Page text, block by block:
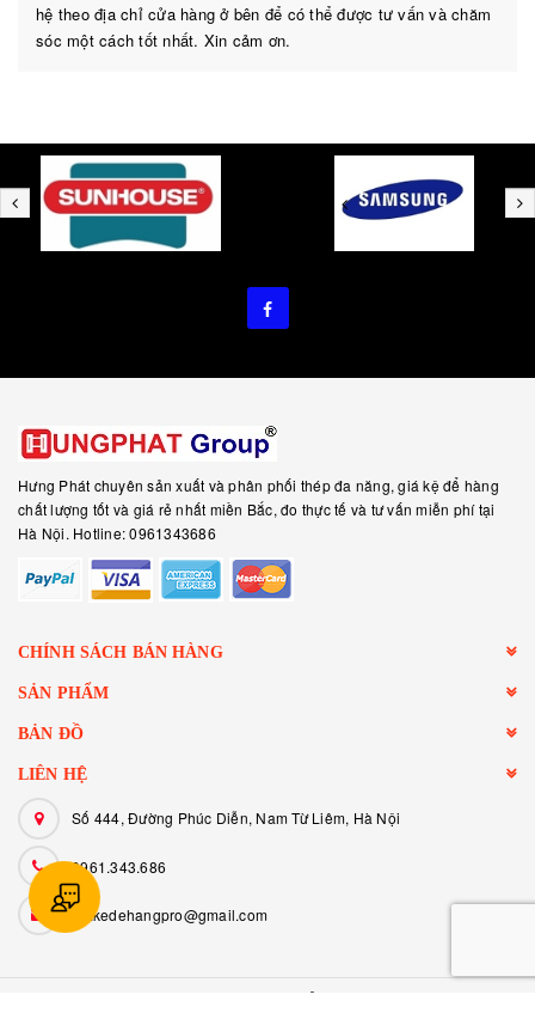
hệ theo địa chỉ cửa hàng ở bên để có thể được tư vấn và chăm
sóc một cách tốt nhất. Xin cảm ơn.
Hưng Phát chuyên sản xuất và phân phối thép đa năng, giá kệ để hàng
chất lượng tốt và giá rẻ nhất miền Bắc, đo thực tế và tư vấn miễn phí tại
Hà Nội. Hotline: 0961343686
CHÍNH SÁCH BÁN HÀNG
SẢN PHẨM
BẢN ĐỒ
LIÊN HỆ
Số 444, Đường Phúc Diễn, Nam Từ Liêm, Hà Nội
0961.343.686
giakedehangpro@gmail.com